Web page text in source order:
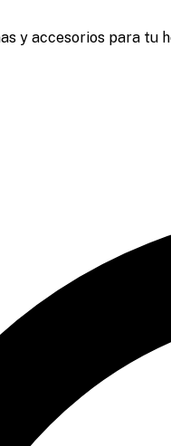
y accesorios para tu